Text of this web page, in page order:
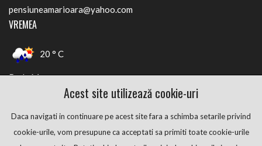
Acest site utilizează cookie-uri
Daca navigati in continuare pe acest site fara a schimba setarile privind
cookie-urile, vom presupune ca acceptati sa primiti toate cookie-urile
pensiuneamarioara@yahoo.com
VREMEA
20 ° C
Breb, Maramures